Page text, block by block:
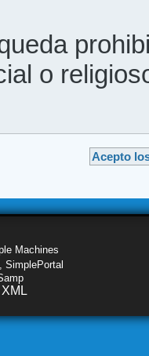
o
Machines
SimplePortal
XML